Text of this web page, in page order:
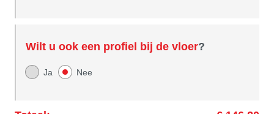
Wilt u ook een profiel bij de vloer?
Ja Nee